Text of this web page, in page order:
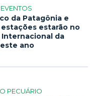
da Patagônia e
estações estarão no
Internacional da
ano
PECUÁRIO